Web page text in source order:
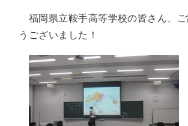
福岡県立鞍手高等学校の皆さん、
うございました！